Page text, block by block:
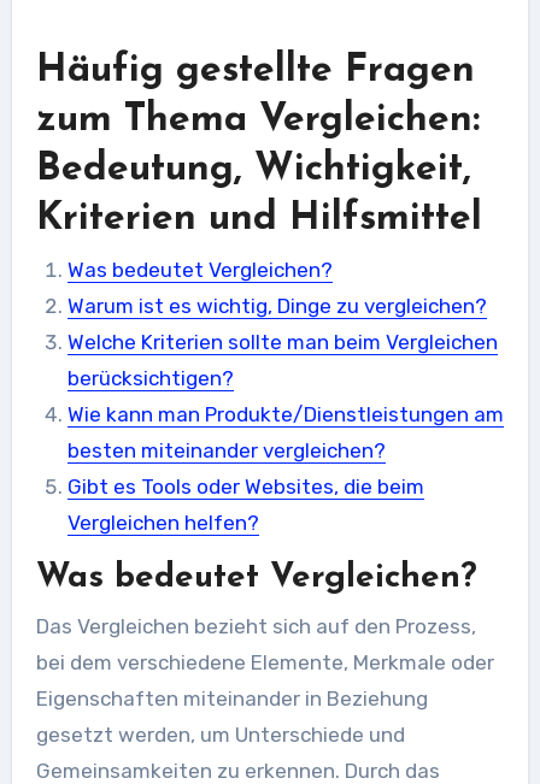
Häufig gestellte Fragen
zum Thema Vergleichen:
Bedeutung, Wichtigkeit,
Kriterien und Hilfsmittel
Was bedeutet Vergleichen?
Warum ist es wichtig, Dinge zu vergleichen?
Welche Kriterien sollte man beim Vergleichen
berücksichtigen?
Wie kann man Produkte/Dienstleistungen am
besten miteinander vergleichen?
Gibt es Tools oder Websites, die beim
Vergleichen helfen?
Was bedeutet Vergleichen?
Das Vergleichen bezieht sich auf den Prozess,
bei dem verschiedene Elemente, Merkmale oder
Eigenschaften miteinander in Beziehung
gesetzt werden, um Unterschiede und
Gemeinsamkeiten zu erkennen. Durch das